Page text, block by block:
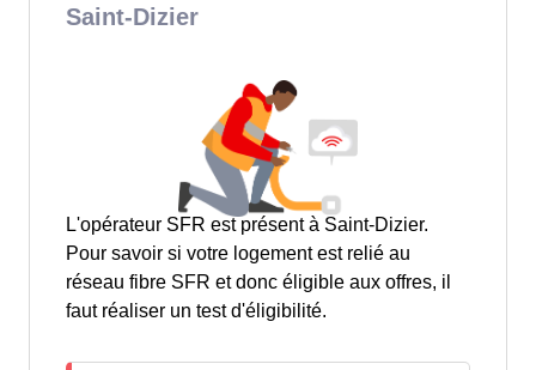
Saint-Dizier
L'opérateur SFR est présent à Saint-Dizier.
Pour savoir si votre logement est relié au
réseau fibre SFR et donc éligible aux offres, il
faut réaliser un test d'éligibilité.